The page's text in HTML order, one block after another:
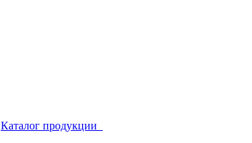
Каталог продукции